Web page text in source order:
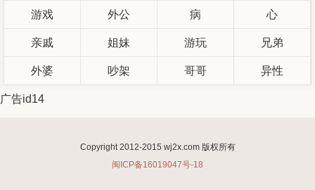
游戏 外公 病 心
亲戚 姐妹 游玩 兄弟
外婆 吵架 哥哥 异性
广告id14
Copyright 2012-2015 wj2x.com 版权所有
闽ICP备16019047号-18